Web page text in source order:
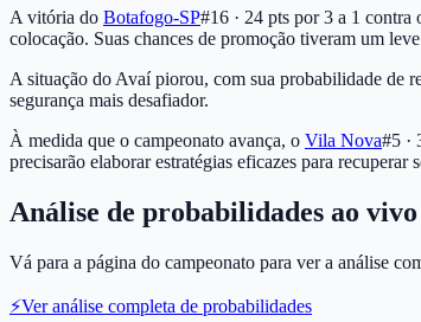
A vitória do Botafogo-SP#16 · 24 pts por 3 a 1 contra
colocação. Suas chances de promoção tiveram um
A situação do Avaí piorou, com sua probabilidade de
segurança mais desafiador.
À medida que o campeonato avança, o Vila Nova#5 ·
precisarão elaborar estratégias eficazes para recuperar
Análise de probabilidades ao vivo
Vá para a página do campeonato para ver a análise
⚡Ver análise completa de probabilidades